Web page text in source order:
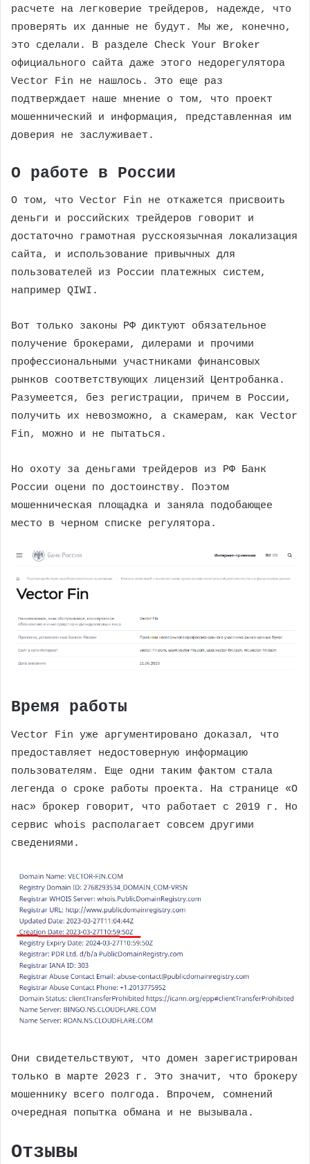
расчете на легковерие трейдеров, надежде, что
проверять их данные не будут. Мы же, конечно,
это сделали. В разделе Check Your Broker
официального сайта даже этого недорегулятора
Vector Fin не нашлось. Это еще раз
подтверждает наше мнение о том, что проект
мошеннический и информация, представленная им
доверия не заслуживает.
О работе в России
О том, что Vector Fin не откажется присвоить
деньги и российских трейдеров говорит и
достаточно грамотная русскоязычная локализация
сайта, и использование привычных для
пользователей из России платежных систем,
например QIWI.
Вот только законы РФ диктуют обязательное
получение брокерами, дилерами и прочими
профессиональными участниками финансовых
рынков соответствующих лицензий Центробанка.
Разумеется, без регистрации, причем в России,
получить их невозможно, а скамерам, как Vector
Fin, можно и не пытаться.
Но охоту за деньгами трейдеров из РФ Банк
России оцени по достоинству. Поэтом
мошенническая площадка и заняла подобающее
место в черном списке регулятора.
Время работы
Vector Fin уже аргументировано доказал, что
предоставляет недостоверную информацию
пользователям. Еще одни таким фактом стала
легенда о сроке работы проекта. На странице «О
нас» брокер говорит, что работает с 2019 г. Но
сервис whois располагает совсем другими
сведениями.
Они свидетельствуют, что домен зарегистрирован
только в марте 2023 г. Это значит, что брокеру
мошеннику всего полгода. Впрочем, сомнений
очередная попытка обмана и не вызывала.
Отзывы